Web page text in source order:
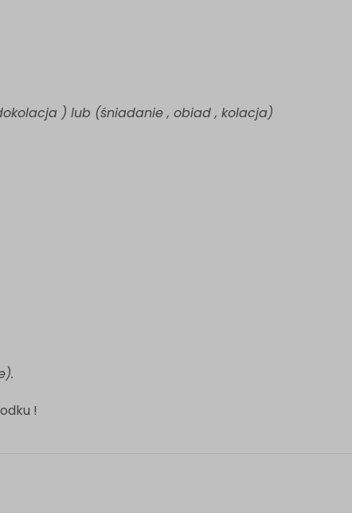
) lub (śniadanie , obiad , kolacja)
!